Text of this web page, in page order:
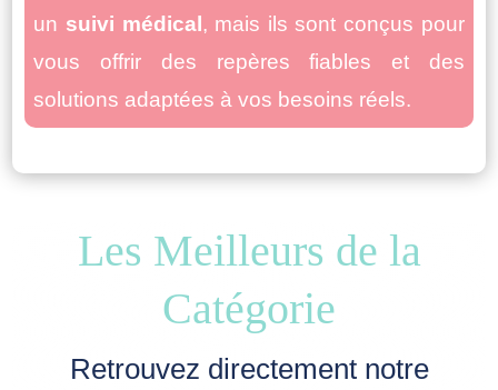
un suivi médical , mais ils sont conçus pour
vous offrir des repères fiables et des
solutions adaptées à vos besoins réels.
Les Meilleurs de la
Catégorie
Retrouvez directement notre